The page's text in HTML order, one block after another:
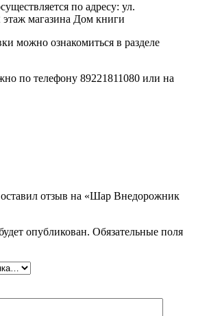
по адресу: ул.
магазина Дом книги
можно ознакомиться в разделе
по телефону 89221811080 или на
отзыв на «Шар Внедорожник
опубликован. Обязательные поля